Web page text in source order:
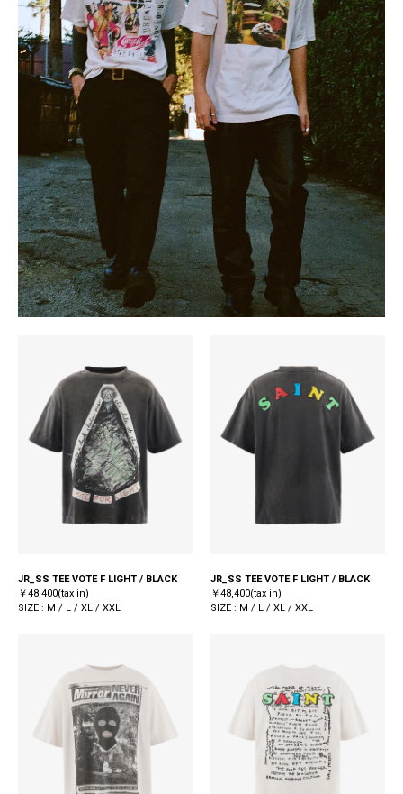
JR_SS TEE VOTE F LIGHT / BLACK
￥48,400(tax in)
SIZE : M / L / XL / XXL
JR_SS TEE VOTE F LIGHT / BLACK
￥48,400(tax in)
SIZE : M / L / XL / XXL